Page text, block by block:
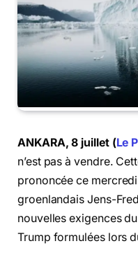
ANKARA, 8 juillet (Le
n’est pas à vendre.
prononcée ce
groenlandais Jens-
nouvelles exigences
Trump formulées lors